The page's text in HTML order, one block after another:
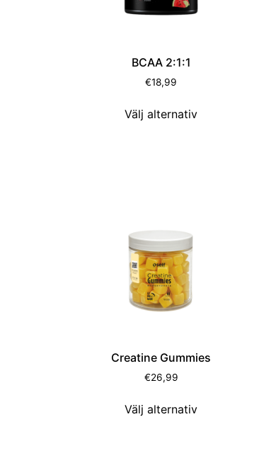
BCAA 2:1:1
€18,99
Välj alternativ
Creatine Gummies
€26,99
Välj alternativ